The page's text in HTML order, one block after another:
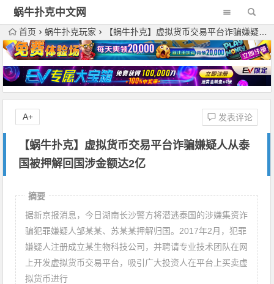
蜗牛扑克中文网
首页 蜗牛扑克玩家 【蜗牛扑克】虚拟货币交易平台诈骗嫌疑人从泰国被押解回国涉金额达2亿
【蜗牛扑克】虚拟货币交易平台诈骗嫌疑人从泰
国被押解回国涉金额达2亿
发表评论
A+
摘要
据新京报消息，今日湖南长沙警方将潜逃泰国的涉嫌集资诈
骗犯罪嫌疑人邹某某、苏某某押解归国。2017年2月，犯罪
嫌疑人注册成立某生物科技公司，并聘请专业技术团队在网
上开发虚拟货币交易平台，吸引广大投资人在平台上买卖虚
拟货币进行